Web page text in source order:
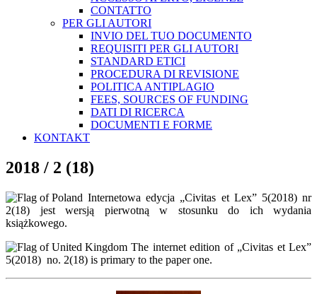
CONTATTO
PER GLI AUTORI
INVIO DEL TUO DOCUMENTO
REQUISITI PER GLI AUTORI
STANDARD ETICI
PROCEDURA DI REVISIONE
POLITICA ANTIPLAGIO
FEES, SOURCES OF FUNDING
DATI DI RICERCA
DOCUMENTI E FORME
KONTAKT
2018 / 2 (18)
Internetowa edycja „Civitas et Lex” 5(2018) nr
2(18) jest wersją pierwotną w stosunku do ich wydania
książkowego.
The internet edition of „Civitas et Lex”
5(2018) no. 2(18) is primary to the paper one.